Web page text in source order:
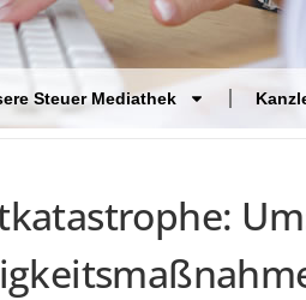
Steuer Mediathek